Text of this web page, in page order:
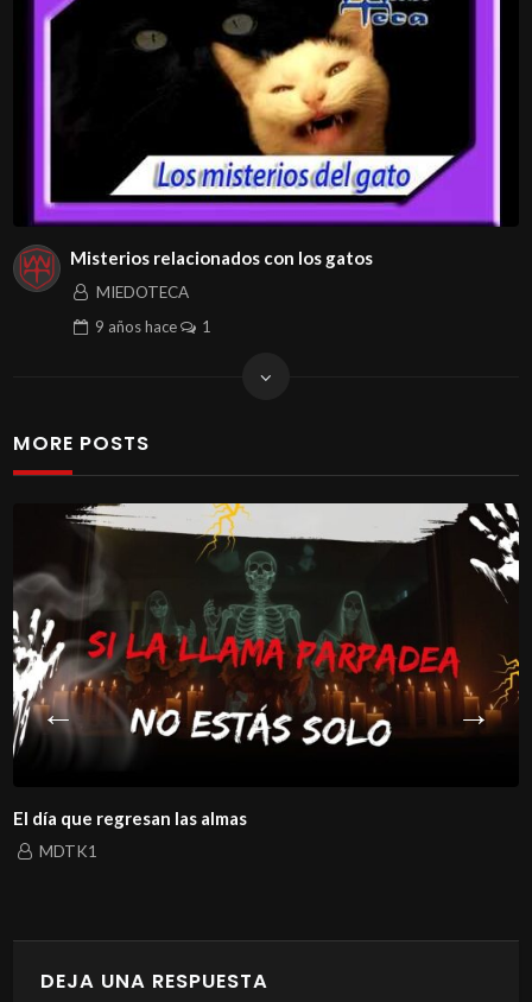
Misterios relacionados con los gatos
MIEDOTECA
9 añoshace 1
MORE POSTS
El día que regresan las almas
MDTK1
DEJA UNA RESPUESTA